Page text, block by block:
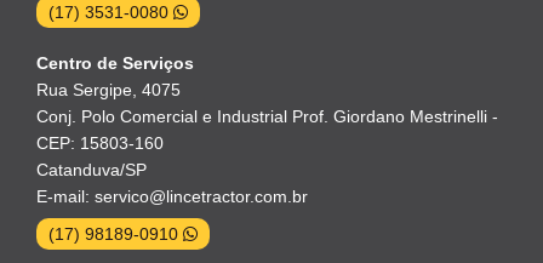
(17) 3531-0080
Centro de Serviços
Rua Sergipe, 4075
Conj. Polo Comercial e Industrial Prof. Giordano Mestrinelli -
CEP: 15803-160
Catanduva/SP
E-mail: servico@lincetractor.com.br
(17) 98189-0910